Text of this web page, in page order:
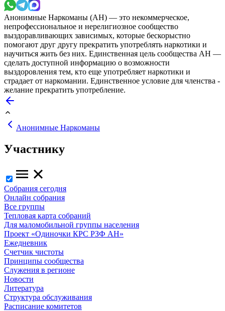
Анонимные Наркоманы (АН) — это некоммерческое,
непрофессиональное и нерелигиозное сообщество
выздоравливающих зависимых, которые бескорыстно
помогают друг другу прекратить употреблять наркотики и
научиться жить без них. Единственная цель сообщества АН —
сделать доступной информацию о возможности
выздоровления тем, кто еще употребляет наркотики и
страдает от наркомании. Единственное условие для членства -
желание прекратить употребление.
Анонимные Наркоманы
Участнику
Собрания сегодня
Онлайн собрания
Все группы
Тепловая карта собраний
Для маломобильной группы населения
Проект «Одиночки КРС РЗФ АН»
Ежедневник
Счетчик чистоты
Принципы сообщества
Служения в регионе
Новости
Литература
Структура обслуживания
Расписание комитетов